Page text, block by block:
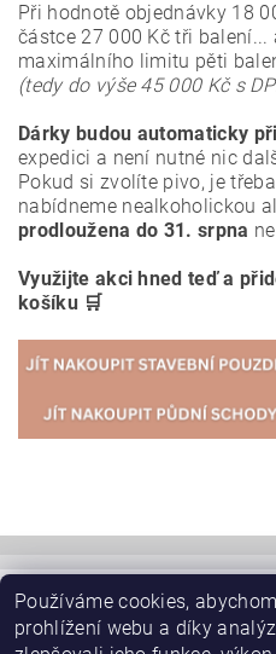
Při hodnotě objednávky 18
částce 27 000 Kč tři balení...
maximálního limitu pěti
(tedy do výše 45 000 Kč s
Dárky budou automaticky
expedici a není nutné nic
Pokud si zvolíte pivo, je
nabídneme nealkoholickou
prodloužena do 31. srpna
Využijte akci hned teď a
košíku 🛒
JAP-POUZDRO.CZ - mainpage |
| SAPELI posuvné dveře do
W-Půdní schody
Používáme cookies,
prohlížení webu a díky